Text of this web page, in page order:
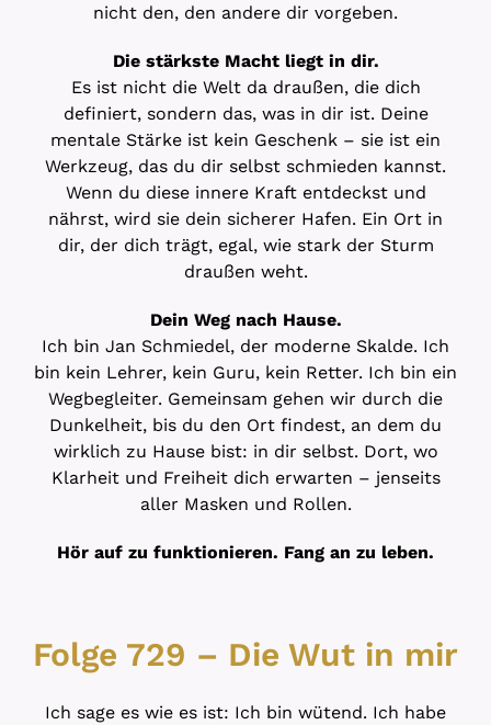
nicht den, den andere dir vorgeben.
Die stärkste Macht liegt in dir.
Es ist nicht die Welt da draußen, die dich
definiert, sondern das, was in dir ist. Deine
mentale Stärke ist kein Geschenk – sie ist ein
Werkzeug, das du dir selbst schmieden kannst.
Wenn du diese innere Kraft entdeckst und
nährst, wird sie dein sicherer Hafen. Ein Ort in
dir, der dich trägt, egal, wie stark der Sturm
draußen weht.
Dein Weg nach Hause.
Ich bin Jan Schmiedel, der moderne Skalde. Ich
bin kein Lehrer, kein Guru, kein Retter. Ich bin ein
Wegbegleiter. Gemeinsam gehen wir durch die
Dunkelheit, bis du den Ort findest, an dem du
wirklich zu Hause bist: in dir selbst. Dort, wo
Klarheit und Freiheit dich erwarten – jenseits
aller Masken und Rollen.
Hör auf zu funktionieren. Fang an zu leben.
Folge 729 – Die Wut in mir
Ich sage es wie es ist: Ich bin wütend. Ich habe